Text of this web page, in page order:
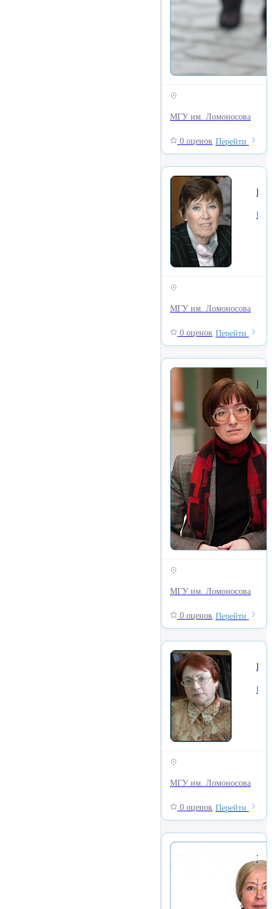
МГУ им. Ломоносова
0 оценок Перейти
МГУ им. Ломоносова
0 оценок Перейти
Кафедра телевидения и радиовещания, Факултет Журналистики
МГУ им. Ломоносова
0 оценок Перейти
МГУ им. Ломоносова
0 оценок Перейти
Замотина Нина Николаевна
Кафедра периодической печати, Факультет Журналистики